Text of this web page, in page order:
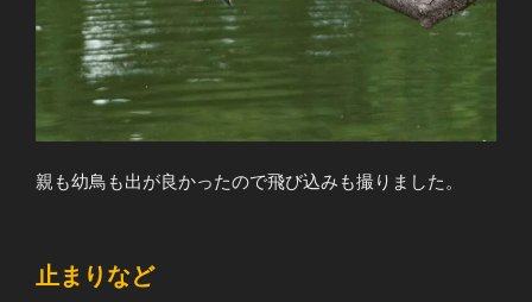
親も幼鳥も出が良かったので飛び込みも撮りました。
止まりなど